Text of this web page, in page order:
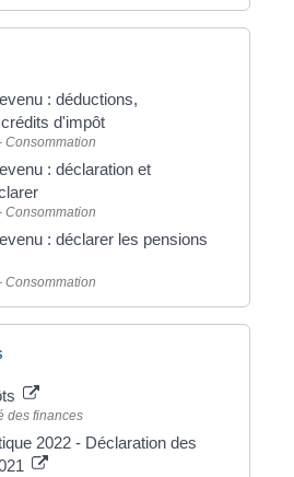
: déductions,
d'impôt
Consommation
: déclaration et
Consommation
: déclarer les pensions
Consommation
des finances
2022 - Déclaration des